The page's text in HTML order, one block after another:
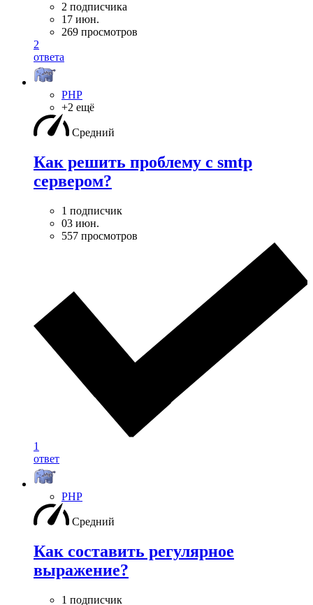
2 подписчика
17 июн.
269 просмотров
2
ответа
PHP
+2 ещё
Средний
Как решить проблему с smtp
сервером?
1 подписчик
03 июн.
557 просмотров
1
ответ
PHP
Средний
Как составить регулярное
выражение?
1 подписчик